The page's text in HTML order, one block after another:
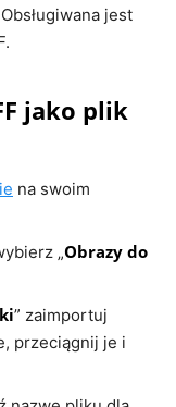
jest
jako plik
na swoim
„Obrazy do
” zaimportuj
przeciągnij je i